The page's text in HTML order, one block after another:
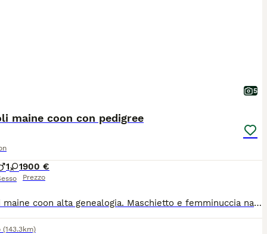
5
maine coon con pedigree
1 1900 €
Prezzo
Cuccioli maine coon alta genealogia. Maschietto e femminuccia nati in data 01 aprile. Allevamento amatoriale in provincia di Bergamo. I piccoli possono già lasciare mamma gatta. Verranno ceduti sverminati, con doppia vaccinazione, microchip e pedigree ANFI. Contratto da compagnia. Genitori visibili e testati, FIV/FELV NN, HCM NN ed ecocardio nella norma. I piccoli sono abituati all'uso della lettiera e del tiragraffi. Nati e cresciuti in casa, molto socievoli e vivace. Visibili con i genitori.
(143.3km)